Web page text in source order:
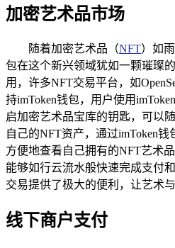
加密艺术品市场
随着加密艺术品（NFT）如
包在这个新兴领域犹如一颗璀璨
用，许多NFT交易平台，如
持imToken钱包，用户使用
启加密艺术品宝库的钥匙，可以
自己的NFT资产，通过imToken
方便地查看自己拥有的NFT艺术
能够如行云流水般快速完成支付
交易提供了极大的便利，让艺术
线下商户支付